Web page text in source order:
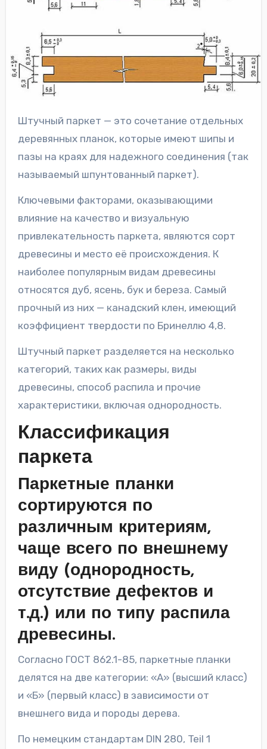
Штучный паркет — это сочетание отдельных
деревянных планок, которые имеют шипы и
пазы на краях для надежного соединения (так
называемый шпунтованный паркет).
Ключевыми факторами, оказывающими
влияние на качество и визуальную
привлекательность паркета, являются сорт
древесины и место её происхождения. К
наиболее популярным видам древесины
относятся дуб, ясень, бук и береза. Самый
прочный из них — канадский клен, имеющий
коэффициент твердости по Бринеллю 4,8.
Штучный паркет разделяется на несколько
категорий, таких как размеры, виды
древесины, способ распила и прочие
характеристики, включая однородность.
Классификация
паркета
Паркетные планки
сортируются по
различным критериям,
чаще всего по внешнему
виду (однородность,
отсутствие дефектов и
т.д.) или по типу распила
древесины.
Согласно ГОСТ 862.1-85, паркетные планки
делятся на две категории: «А» (высший класс)
и «Б» (первый класс) в зависимости от
внешнего вида и породы дерева.
По немецким стандартам DIN 280, Teil 1